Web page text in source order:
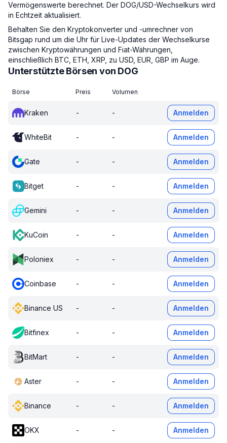
Vermögenswerte berechnet. Der DOG/USD-Wechselkurs wird
in Echtzeit aktualisiert.
Behalten Sie den Kryptokonverter und -umrechner von
Bitsgap rund um die Uhr für Live-Updates der Wechselkurse
zwischen Kryptowährungen und Fiat-Währungen,
einschließlich BTC, ETH, XRP, zu USD, EUR, GBP im Auge.
Unterstützte Börsen von DOG
Börse Preis Volumen
Kraken - - Anmelden
WhiteBit - - Anmelden
Gate - - Anmelden
Bitget - - Anmelden
Gemini - - Anmelden
KuCoin - - Anmelden
Poloniex - - Anmelden
Coinbase - - Anmelden
Binance US - - Anmelden
Bitfinex - - Anmelden
BitMart - - Anmelden
Aster - - Anmelden
Binance - - Anmelden
OKX - - Anmelden